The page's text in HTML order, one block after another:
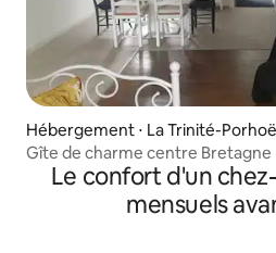
Hébergement ⋅ La Trinité-
Gîte de charme centre Bretagne
Le confort d'un
mensuels